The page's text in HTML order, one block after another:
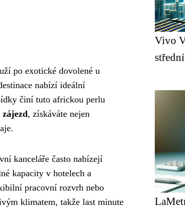
po exotické dovolené u
nabízí ideální
činí tuto africkou perlu
, získáváte nejen
kanceláře často nabízejí
kapacity v hotelech a
pracovní rozvrh nebo
klimatem, takže last minute
Vivo